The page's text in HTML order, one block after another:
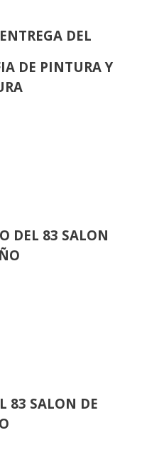
DEL
DE PINTURA Y
DEL 83 SALON
83 SALON DE